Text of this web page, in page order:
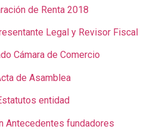
de Renta 2018
Legal y Revisor Fiscal
Cámara de Comercio
de Asamblea
entidad
Antecedentes fundadores